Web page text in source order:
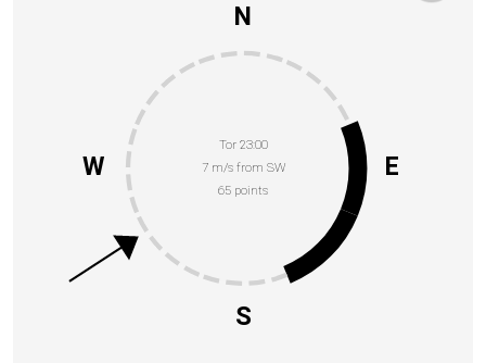
Tor 23:00
7 m/s from SW
65 points
N
E
S
W